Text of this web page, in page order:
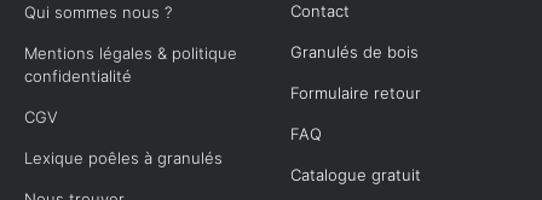
Qui sommes nous ?
Mentions légales & politique
confidentialité
CGV
Lexique poêles à granulés
Contact
Granulés de bois
Formulaire retour
FAQ
Catalogue gratuit